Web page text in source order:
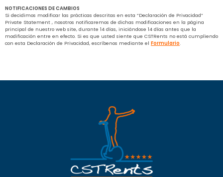
NOTIFICACIONES DE CAMBIOS
Si decidimos modificar las prácticas descritas en esta “Declaración de Privacidad”
Private Statement , nosotros notificaremos de dichas modificaciones en la página
principal de nuestro web site, durante 14 días, iniciándose 14 días antes que la
modificación entre en efecto. Si es que usted siente que CSTRents no está cumpliendo
con esta Declaración de Privacidad, escríbenos mediante el Formulario